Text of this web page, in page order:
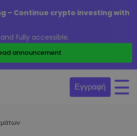
– Continue crypto investing with
fully accessible.
announcement
Εγγραφή